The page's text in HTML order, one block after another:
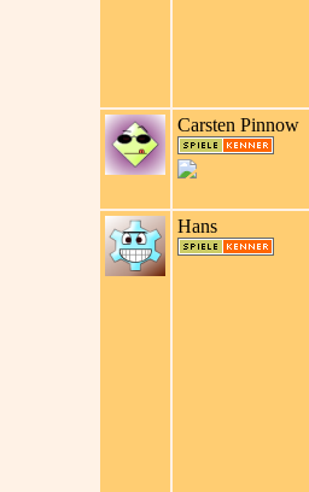
Carsten Pinnow
Hans